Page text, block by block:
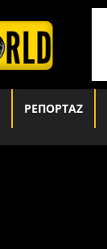
ΡΕΠΟΡΤΑΖ